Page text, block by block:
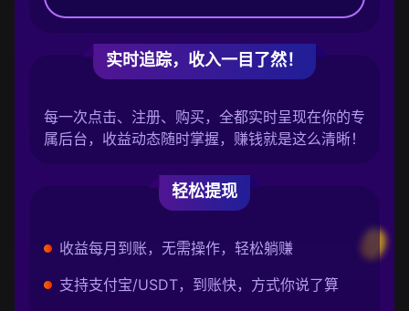
实时追踪，收入一目了然！
每一次点击、注册、购买，全都实时呈现在你的专
属后台，收益动态随时掌握，赚钱就是这么清晰！
轻松提现
收益每月到账，无需操作，轻松躺赚
支持支付宝/USDT，到账快，方式你说了算